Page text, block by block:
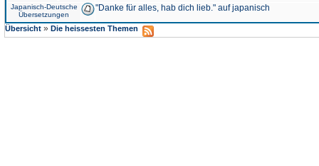
Japanisch-Deutsche
Übersetzungen
"Danke für alles, hab dich lieb." auf japanisch
Übersicht » Die heissesten Themen